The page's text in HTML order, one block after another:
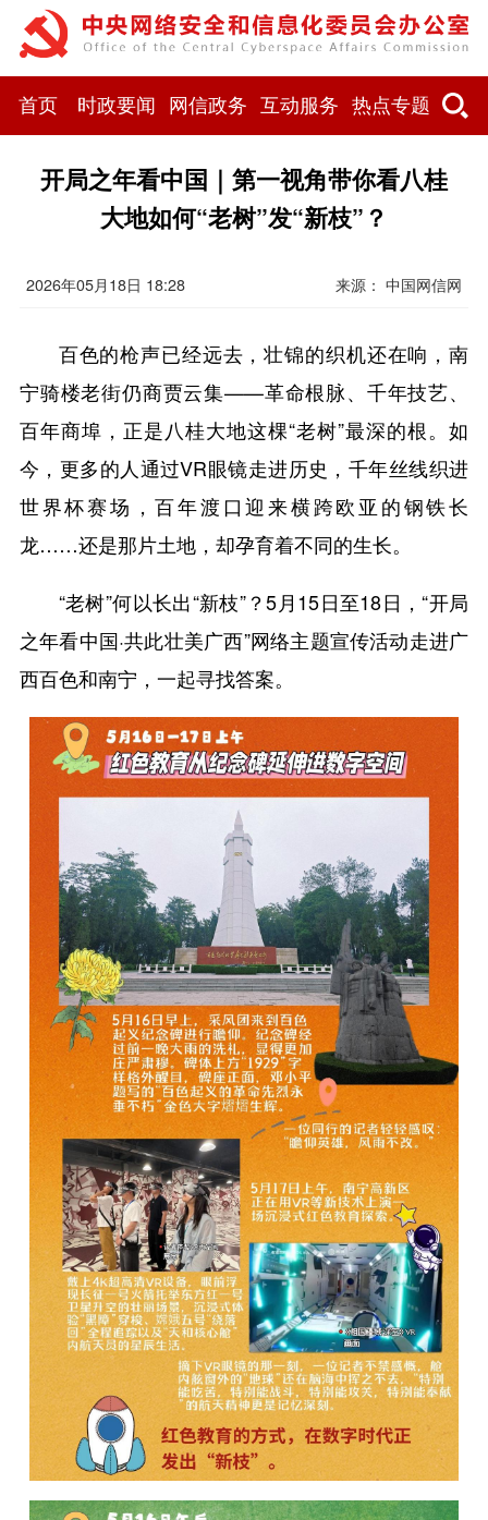
首页 时政要闻 网信政务 互动服务 热点专题
开局之年看中国｜第一视角带你看八桂
大地如何“老树”发“新枝”？
2026年05月18日 18:28 来源：中国网信网
百色的枪声已经远去，壮锦的织机还在响，南
宁骑楼老街仍商贾云集——革命根脉、千年技艺、
百年商埠，正是八桂大地这棵“老树”最深的根。如
今，更多的人通过VR眼镜走进历史，千年丝线织进
世界杯赛场，百年渡口迎来横跨欧亚的钢铁长
龙……还是那片土地，却孕育着不同的生长。
“老树”何以长出“新枝”？5月15日至18日，“开局
之年看中国·共此壮美广西”网络主题宣传活动走进广
西百色和南宁，一起寻找答案。